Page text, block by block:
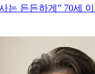
는 든든하게” 70세